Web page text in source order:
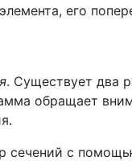
его
. Существует два
обращает
сечений с